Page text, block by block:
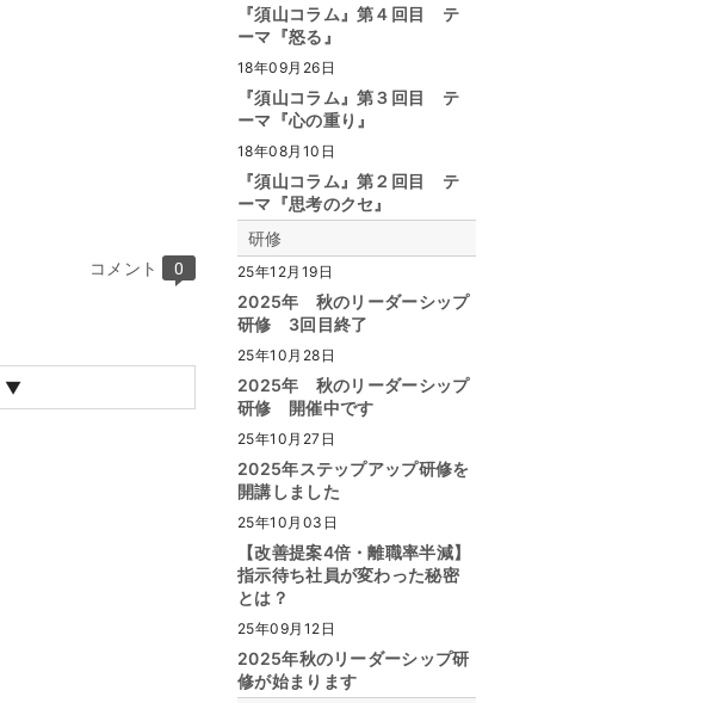
コメント 0
『須山コラム』第４回目 テ
ーマ『怒る』
18年09月26日
『須山コラム』第３回目 テ
ーマ『心の重り』
18年08月10日
『須山コラム』第２回目 テ
ーマ『思考のクセ』
研修
25年12月19日
2025年 秋のリーダーシップ
研修 3回目終了
25年10月28日
2025年 秋のリーダーシップ
研修 開催中です
25年10月27日
2025年ステップアップ研修を
開講しました
25年10月03日
【改善提案4倍・離職率半減】
指示待ち社員が変わった秘密
とは？
25年09月12日
2025年秋のリーダーシップ研
修が始まります